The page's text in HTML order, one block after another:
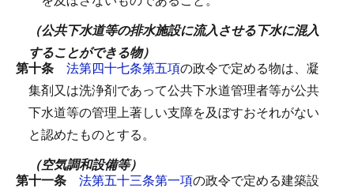
（公共下水道等の排水施設に流入させる下水に混入
することができる物）
第十条 法第四十七条第五項の政令で定める物は、凝
集剤又は洗浄剤であって公共下水道管理者等が公共
下水道等の管理上著しい支障を及ぼすおそれがない
と認めたものとする。
（空気調和設備等）
第十一条 法第五十三条第一項の政令で定める建築設